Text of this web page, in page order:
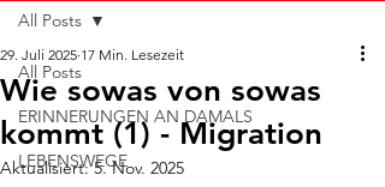
All Posts
ERINNERUNGEN AN DAMALS
LEBENSWEGE
All Posts
Wie sowas von sowas
kommt (1) - Migration
29. Juli 2025 17 Min. Lesezeit
Aktualisiert:5. Nov. 2025